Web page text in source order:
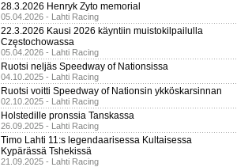
28.3.2026 Henryk Zyto memorial
05.04.2026 - Lahti Racing
22.3.2026 Kausi 2026 käyntiin muistokilpailulla
Częstochowassa
05.04.2026 - Lahti Racing
Ruotsi neljäs Speedway of Nationsissa
04.10.2025 - Lahti Racing
Ruotsi voitti Speedway of Nationsin ykköskarsinnan
02.10.2025 - Lahti Racing
Holstedille pronssia Tanskassa
26.09.2025 - Lahti Racing
Timo Lahti 11:s legendaarisessa Kultaisessa
Kypärässä Tshekissä
21.09.2025 - Lahti Racing